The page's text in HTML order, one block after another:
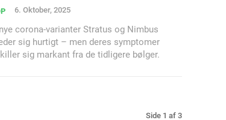
6. Oktober, 2025
corona-varianter Stratus og Nimbus
sig hurtigt – men deres symptomer
sig markant fra de tidligere bølger.
Side 1 af 3